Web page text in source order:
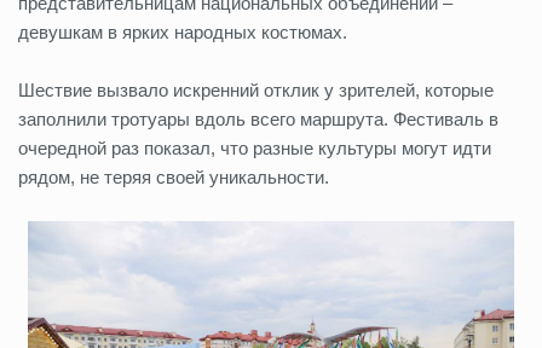
девушкам в ярких народных костюмах.
Шествие вызвало искренний отклик у зрителей, которые
заполнили тротуары вдоль всего маршрута. Фестиваль в
очередной раз показал, что разные культуры могут идти
рядом, не теряя своей уникальности.